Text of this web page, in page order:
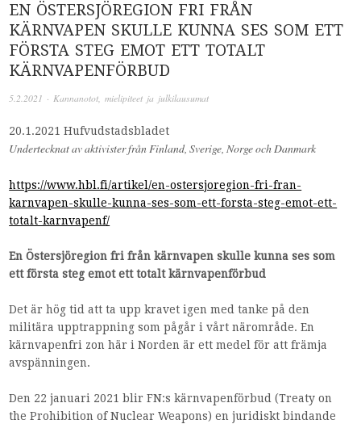
EN ÖSTERSJÖREGION FRI FRÅN
KÄRNVAPEN SKULLE KUNNA SES SOM ETT
FÖRSTA STEG EMOT ETT TOTALT
KÄRNVAPENFÖRBUD
5.2.2021 ·Kannanotot, mielipiteet ja julkilausumat
20.1.2021 Hufvudstadsbladet
Undertecknat av aktivister från Finland, Sverige, Norge och Danmark
https://www.hbl.fi/artikel/en-ostersjoregion-fri-fran-
karnvapen-skulle-kunna-ses-som-ett-forsta-steg-emot-ett-
totalt-karnvapenf/
En Östersjöregion fri från kärnvapen skulle kunna ses som
ett första steg emot ett totalt kärnvapenförbud
Det är hög tid att ta upp kravet igen med tanke på den
militära upptrappning som pågår i vårt närområde. En
kärnvapenfri zon här i Norden är ett medel för att främja
avspänningen.
Den 22 januari 2021 blir FN:s kärnvapenförbud (Treaty on
the Prohibition of Nuclear Weapons) en juridiskt bindande